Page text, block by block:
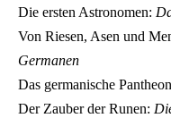
Die ersten Astronomen:
Von Riesen, Asen und
Germanen
Das germanische
Der Zauber der Runen: